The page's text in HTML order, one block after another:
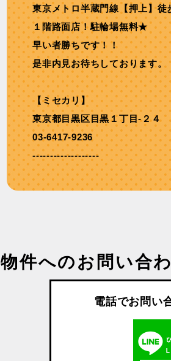
東京メトロ半蔵⾨線【押上】徒
１階路⾯店！駐輪場無料★
早い者勝ちです！！
是非内見お待ちしております。
【ミセカリ】
東京都目黒区目黒１丁目-２４
03-6417-9236
-------------------
物件へのお問い合
電話でお問い